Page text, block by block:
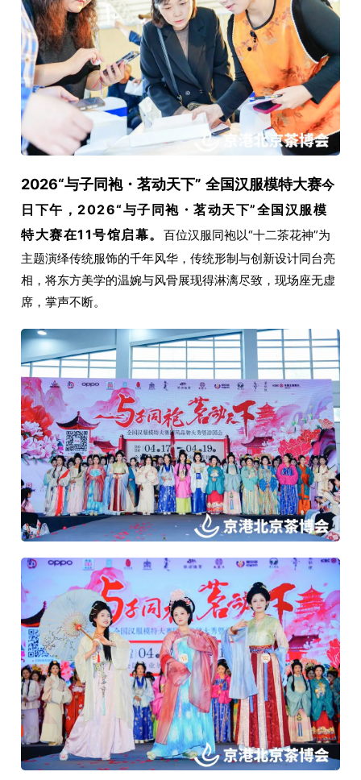
2026“与子同袍・茗动天下” 全国汉服模特大赛今
日下午，2026“与子同袍・茗动天下”全国汉服模
特大赛在11号馆启幕。 百位汉服同袍以“十二茶花神”为
主题演绎传统服饰的千年风华，传统形制与创新设计同台亮
相，将东方美学的温婉与风骨展现得淋漓尽致，现场座无虚
席，掌声不断。